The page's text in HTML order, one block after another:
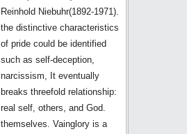
Reinhold Niebuhr(1892-1971).
the distinctive characteristics
of pride could be identified
such as self-deception,
narcissism, It eventually
breaks threefold relationship:
real self, others, and God.
themselves. Vainglory is a